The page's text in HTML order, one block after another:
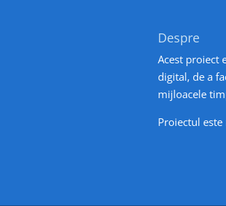
Despre
Acest proiect
digital, de a
mijloacele
Proiectul